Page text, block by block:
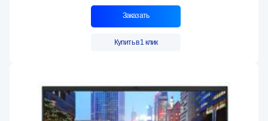
Заказать
Купить в 1 клик